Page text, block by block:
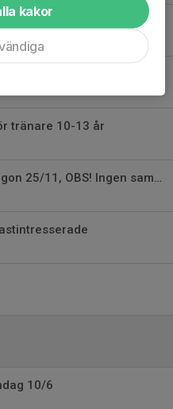
tränare 10-13 år
Angående träning imorgon 25/11, OBS! Ingen samling 19.40 för föräldrar.
10/6
kakor